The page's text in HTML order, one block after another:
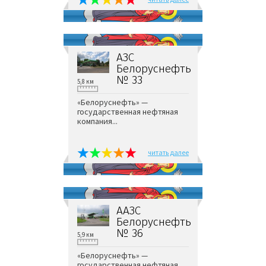
АЗС
Белоруснефть
№ 33
5,8 км
«Белоруснефть» —
государственная нефтяная
компания...
читать далее
ААЗС
Белоруснефть
№ 36
5,9 км
«Белоруснефть» —